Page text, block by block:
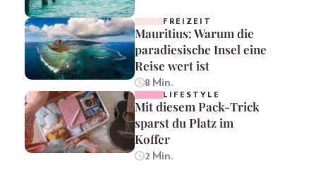
FREIZEIT
Mauritius: Warum die
paradiesische Insel eine
Reise wert ist
8 Min.
LIFESTYLE
Mit diesem Pack-Trick
sparst du Platz im
Koffer
2 Min.